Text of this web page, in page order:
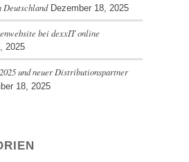
Deutschland Dezember 18, 2025
bei dexxIT online
2025
und neuer Distributionspartner
18, 2025